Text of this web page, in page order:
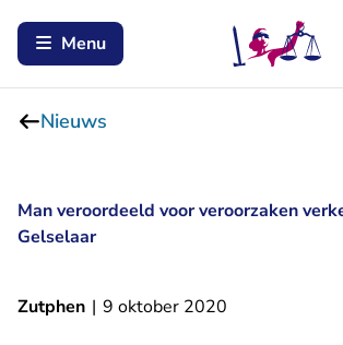
Menu
Nieuws
Man veroordeeld voor veroorzaken
Gelselaar
Zutphen | 9 oktober 2020